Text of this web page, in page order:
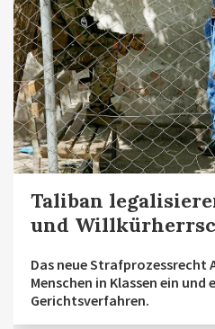
Taliban
und
Das neue
Menschen in Klassen ein
Gerichtsverfahren.